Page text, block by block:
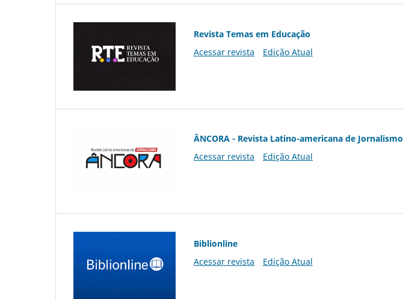
Revista Temas em Educação
Acessar revista
Edição Atual
ÂNCORA - Revista Latino-americana de Jornalismo
Acessar revista
Edição Atual
Biblionline
Acessar revista
Edição Atual